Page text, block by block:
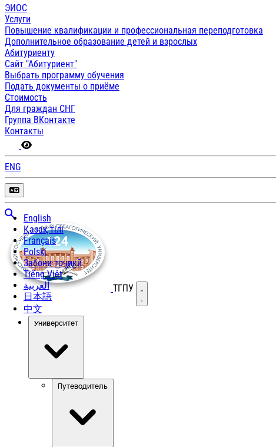
ЭИОС
Услуги
Повышение квалификации и профессиональная переподготовка
Дополнительное образование детей и взрослых
Абитуриенту
Сайт "Абитуриент"
Выбрать программу обучения
Подать документы о приёме
Стоимость
Для граждан СНГ
Группа ВКонтакте
Контакты
ENG
English
Қазақ тілі
Français
Polski
Забони тоҷикӣ
Tiếng Việt
العربية
日本語
中文
ТГПУ Открыть меню
Университет
Путеводитель